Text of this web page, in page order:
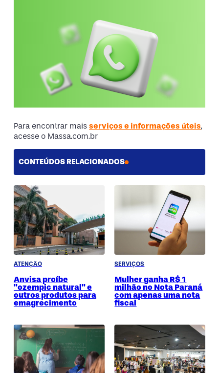
Para encontrar mais serviços e informações úteis,
acesse o Massa.com.br
CONTEÚDOS RELACIONADOS
ATENÇÃO
Anvisa proíbe
"ozempic natural" e
outros produtos para
emagrecimento
SERVIÇOS
Mulher ganha R$ 1
milhão no Nota Paraná
com apenas uma nota
fiscal